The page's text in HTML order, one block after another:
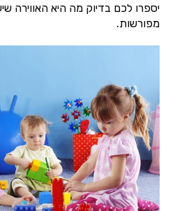
יספרו לכם בדיוק מה היא האווירה
מפורשות.